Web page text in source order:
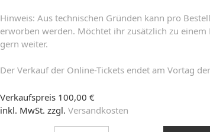
Hinweis: Aus technischen Gründen kann pro
erworben werden. Möchtet ihr zusätzlich zu
gern weiter.
Der Verkauf der Online-Tickets endet am Vortag
Verkaufspreis 100,00 €
inkl. MwSt. zzgl. Versandkosten